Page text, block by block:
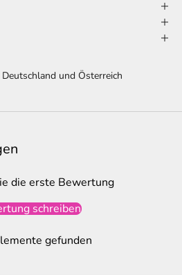
und Österreich
die erste Bewertung
schreiben
gefunden